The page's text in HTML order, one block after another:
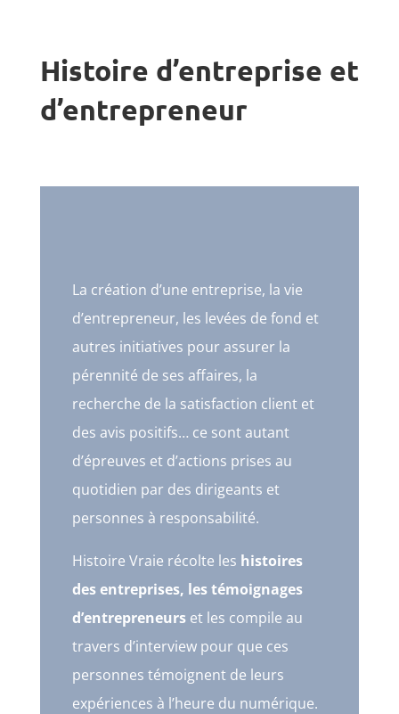
Histoire d’entreprise et
d’entrepreneur
La création d’une entreprise, la vie
d’entrepreneur, les levées de fond et
autres initiatives pour assurer la
pérennité de ses affaires, la
recherche de la satisfaction client et
des avis positifs… ce sont autant
d’épreuves et d’actions prises au
quotidien par des dirigeants et
personnes à responsabilité.
Histoire Vraie récolte les histoires
des entreprises, les témoignages
d’entrepreneurset les compile au
travers d’interview pour que ces
personnes témoignent de leurs
expériences à l’heure du numérique.